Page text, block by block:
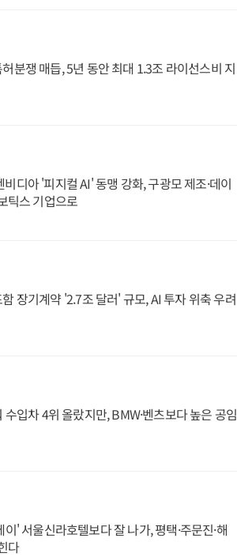
분쟁 매듭, 5년 동안 최대 1.3조 라이선스비 지
디아 '피지컬 AI' 동맹 강화, 구광모 제조·데이
틱스 기업으로
장기계약 '2.7조 달러' 규모, AI 투자 위축 우려
입차 4위 올랐지만, BMW·벤츠보다 높은 공임
' 서울신라호텔보다 잘 나가, 평택·주문진·해
다